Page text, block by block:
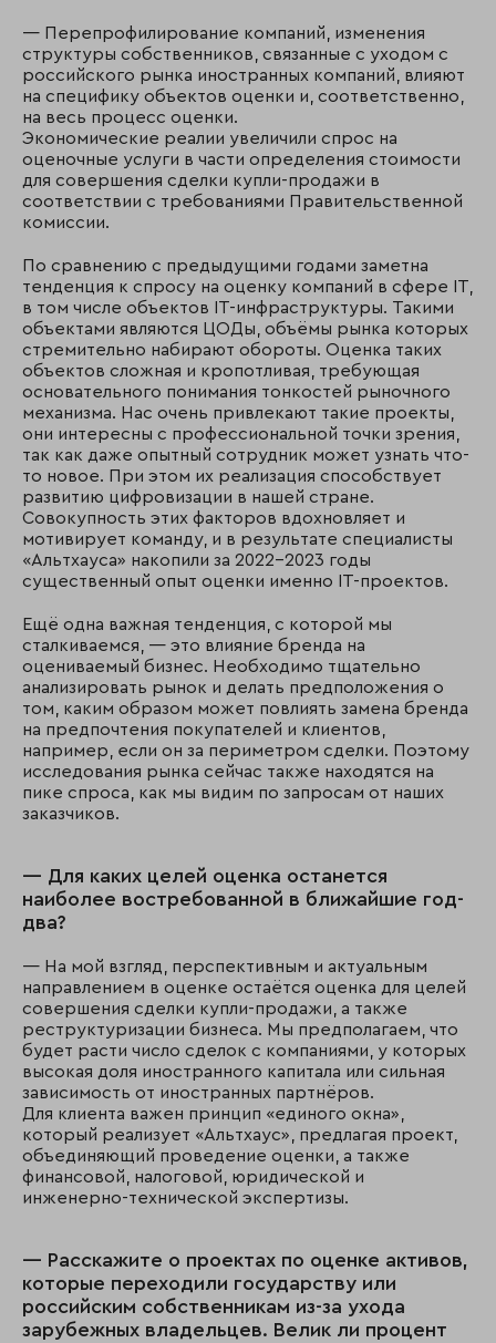
— Перепрофилирование компаний, изменения
структуры собственников, связанные с уходом с
российского рынка иностранных компаний, влияют
на специфику объектов оценки и, соответственно,
на весь процесс оценки.
Экономические реалии увеличили спрос на
оценочные услуги в части определения стоимости
для совершения сделки купли-продажи в
соответствии с требованиями Правительственной
комиссии.
По сравнению с предыдущими годами заметна
тенденция к спросу на оценку компаний в сфере IT,
в том числе объектов IT-инфраструктуры. Такими
объектами являются ЦОДы, объёмы рынка которых
стремительно набирают обороты. Оценка таких
объектов сложная и кропотливая, требующая
основательного понимания тонкостей рыночного
механизма. Нас очень привлекают такие проекты,
они интересны с профессиональной точки зрения,
так как даже опытный сотрудник может узнать что-
то новое. При этом их реализация способствует
развитию цифровизации в нашей стране.
Совокупность этих факторов вдохновляет и
мотивирует команду, и в результате специалисты
«Альтхауса» накопили за 2022-2023 годы
существенный опыт оценки именно IT-проектов.
Ещё одна важная тенденция, с которой мы
сталкиваемся, — это влияние бренда на
оцениваемый бизнес. Необходимо тщательно
анализировать рынок и делать предположения о
том, каким образом может повлиять замена бренда
на предпочтения покупателей и клиентов,
например, если он за периметром сделки. Поэтому
исследования рынка сейчас также находятся на
пике спроса, как мы видим по запросам от наших
заказчиков.
— Для каких целей оценка останется
наиболее востребованной в ближайшие год-
два?
— На мой взгляд, перспективным и актуальным
направлением в оценке остаётся оценка для целей
совершения сделки купли-продажи, а также
реструктуризации бизнеса. Мы предполагаем, что
будет расти число сделок с компаниями, у которых
высокая доля иностранного капитала или сильная
зависимость от иностранных партнёров.
Для клиента важен принцип «единого окна»,
который реализует «Альтхаус», предлагая проект,
объединяющий проведение оценки, а также
финансовой, налоговой, юридической и
инженерно-технической экспертизы.
— Расскажите о проектах по оценке активов,
которые переходили государству или
российским собственникам из-за ухода
зарубежных владельцев. Велик ли процент